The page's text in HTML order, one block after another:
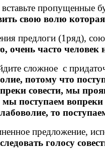
пропущенные
свою волю
предлоги (1ряд),
очень часто
сложное с
потому что
совести, мы
поступаем вопреки
то
предложение,
голосу